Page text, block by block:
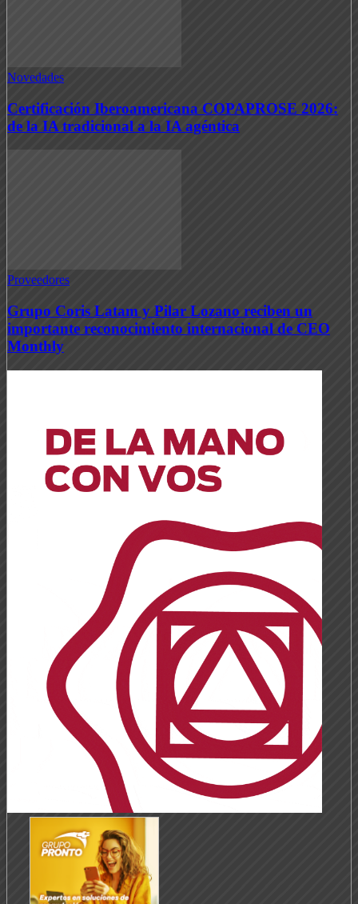
Novedades
Certificación Iberoamericana COPAPROSE 2026:
de la IA tradicional a la IA agéntica
Proveedores
Grupo Coris Latam y Pilar Lozano reciben un
importante reconocimiento internacional de CEO
Monthly